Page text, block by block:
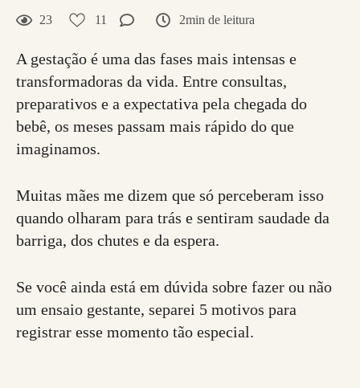
23 11 2min de leitura
A gestação é uma das fases mais intensas e
transformadoras da vida. Entre consultas,
preparativos e a expectativa pela chegada do
bebê, os meses passam mais rápido do que
imaginamos.
Muitas mães me dizem que só perceberam isso
quando olharam para trás e sentiram saudade da
barriga, dos chutes e da espera.
Se você ainda está em dúvida sobre fazer ou não
um ensaio gestante, separei 5 motivos para
registrar esse momento tão especial.